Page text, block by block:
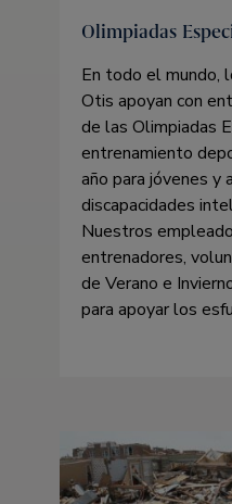
Olimpiadas
En todo el mundo,
Otis apoyan con
de las Olimpiadas
entrenamiento
año para jóvenes y
discapacidades
Nuestros
entrenadores,
de Verano e
para apoyar los